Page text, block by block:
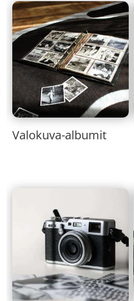
Valokuva-albumit